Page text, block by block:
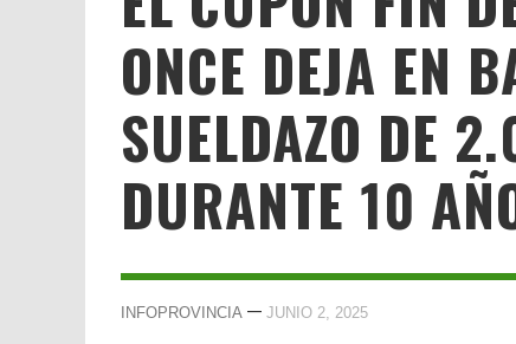
ONCE DEJA EN
SUELDAZO DE
DURANTE 10
INFOPROVINCIA — JUNIO 2, 2025